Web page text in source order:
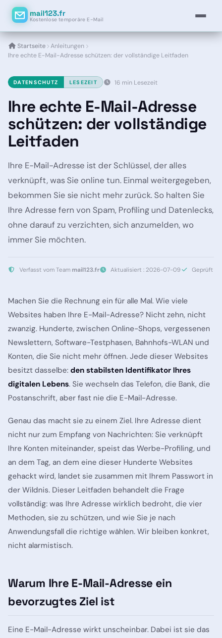
mail123.fr
Kostenlose temporäre E-Mail
Startseite
Anleitungen
Ihre echte E-Mail-Adresse schützen: der vollständige Leitfaden
DATENSCHUTZ LESEZEIT 16 min Lesezeit
Ihre echte E-Mail-Adresse
schützen: der vollständige
Leitfaden
Ihre E-Mail-Adresse ist der Schlüssel, der alles
verknüpft, was Sie online tun. Einmal weitergegeben,
bekommen Sie sie nicht mehr zurück. So halten Sie
Ihre Adresse fern von Spam, Profiling und Datenlecks,
ohne darauf zu verzichten, sich anzumelden, wo
immer Sie möchten.
Verfasst vom Team mail123.fr Aktualisiert : 2026-07-09 Geprüft
Machen Sie die Rechnung ein für alle Mal. Wie viele
Websites haben Ihre E-Mail-Adresse? Nicht zehn, nicht
zwanzig. Hunderte, zwischen Online-Shops, vergessenen
Newslettern, Software-Testphasen, Bahnhofs-WLAN und
Konten, die Sie nicht mehr öffnen. Jede dieser Websites
besitzt dasselbe: den stabilsten Identifikator Ihres
digitalen Lebens. Sie wechseln das Telefon, die Bank, die
Postanschrift, aber fast nie die E-Mail-Adresse.
Genau das macht sie zu einem Ziel. Ihre Adresse dient
nicht nur zum Empfang von Nachrichten: Sie verknüpft
Ihre Konten miteinander, speist das Werbe-Profiling, und
an dem Tag, an dem eine dieser Hunderte Websites
gehackt wird, landet sie zusammen mit Ihrem Passwort in
der Wildnis. Dieser Leitfaden behandelt die Frage
vollständig: was Ihre Adresse wirklich bedroht, die vier
Methoden, sie zu schützen, und wie Sie je nach
Anwendungsfall die richtige wählen. Wir bleiben konkret,
nicht alarmistisch.
Warum Ihre E-Mail-Adresse ein
bevorzugtes Ziel ist
Eine E-Mail-Adresse wirkt unscheinbar. Dabei ist sie das